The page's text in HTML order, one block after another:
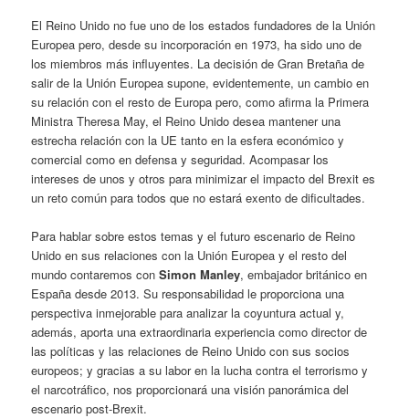
El Reino Unido no fue uno de los estados fundadores de la Unión
Europea pero, desde su incorporación en 1973, ha sido uno de
los miembros más influyentes. La decisión de Gran Bretaña de
salir de la Unión Europea supone, evidentemente, un cambio en
su relación con el resto de Europa pero, como afirma la Primera
Ministra Theresa May, el Reino Unido desea mantener una
estrecha relación con la UE tanto en la esfera económico y
comercial como en defensa y seguridad. Acompasar los
intereses de unos y otros para minimizar el impacto del Brexit es
un reto común para todos que no estará exento de dificultades.
Para hablar sobre estos temas y el futuro escenario de Reino
Unido en sus relaciones con la Unión Europea y el resto del
mundo contaremos conSimon Manley, embajador británico en
España desde 2013. Su responsabilidad le proporciona una
perspectiva inmejorable para analizar la coyuntura actual y,
además, aporta una extraordinaria experiencia como director de
las políticas y las relaciones de Reino Unido con sus socios
europeos; y gracias a su labor en la lucha contra el terrorismo y
el narcotráfico, nos proporcionará una visión panorámica del
escenario post-Brexit.